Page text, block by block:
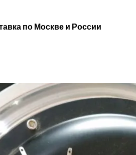
по Москве и России